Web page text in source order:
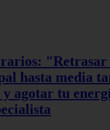
"Retrasar
hasta media
y agotar tu